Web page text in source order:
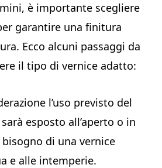
è importante scegliere
garantire una finitura
Ecco alcuni passaggi da
il tipo di vernice adatto:
l’uso previsto del
esposto all’aperto o in
di una vernice
e alle intemperie.